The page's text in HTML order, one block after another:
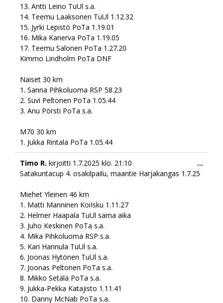
13. Antti Leino TuUl s.a.
14. Teemu Laaksonen TuUl 1.12.32
15. Jyrki Lepistö PoTa 1.19.01
16. Mika Kanerva PoTa 1.19.05
17. Teemu Salonen PoTa 1.27.20
Kimmo Lindholm PoTa DNF
Naiset 30 km
1. Sanna Pihkoluoma RSP 58.23
2. Suvi Peltonen PoTa 1.05.44
3. Anu Pörsti PoTa s.a.
M70 30 km
1. Jukka Rintala PoTa 1.05.44
Timo R. kirjoitti 1.7.2025 klo. 21:10
Satakuntacup 4. osakilpailu, maantie Harjakangas 1.7.25
Miehet Yleinen 46 km
1. Matti Manninen KoiIsku 1.11.27
2. Helmer Haapala TuUl sama aika
3. Juho Keskinen PoTa s.a.
4. Mika Pihkoluoma RSP s.a.
5. Kari Hannula TuUl s.a.
6. Joonas Hytönen TuUl s.a.
7. Joonas Peltonen PoTa s.a.
8. Mikko Setälä PoTa s.a.
9. Jukka-Pekka Katajisto 1.11.41
10. Danny McNab PoTa s.a.
...